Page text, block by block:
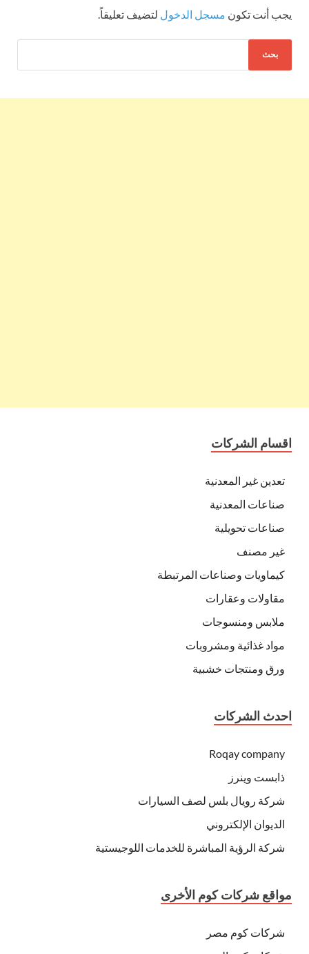
يجب أنت تكون مسجل الدخول لتضيف تعليقاً.
اقسام الشركات
تعدين غير المعدنية
صناعات المعدنية
صناعات تحويلية
غير مصنف
كيماويات وصناعات المرتبطة
مقاولات وعقارات
ملابس ومنسوجات
مواد غذائية ومشروبات
ورق ومنتجات خشبية
احدث الشركات
Roqay company
ذابست وينرز
شركة رويال بلس لصف السيارات
الديوان الإلكتروني
شركة الرؤية المباشرة للخدمات اللوجيستية
مواقع شركات كوم الأخرى
شركات كوم مصر